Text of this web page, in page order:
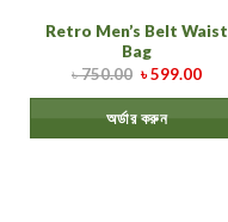
Retro Men’s Belt Waist
Bag
৳750.00 ৳599.00
অর্ডার করুন